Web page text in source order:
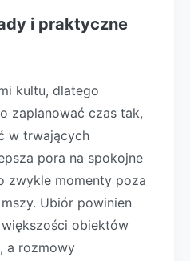
i praktyczne
kultu, dlatego
zaplanować czas tak,
w trwających
pora na spokojne
zwykle momenty poza
Ubiór powinien
obiektów
a rozmowy